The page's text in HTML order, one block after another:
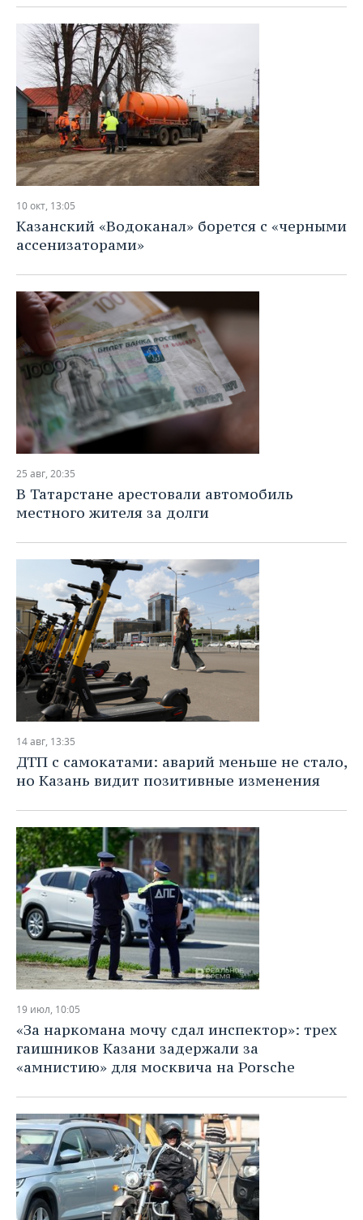
10 окт, 13:05
Казанский «Водоканал» борется с «черными
ассенизаторами»
25 авг, 20:35
В Татарстане арестовали автомобиль
местного жителя за долги
14 авг, 13:35
ДТП с самокатами: аварий меньше не стало,
но Казань видит позитивные изменения
19 июл, 10:05
«За наркомана мочу сдал инспектор»: трех
гаишников Казани задержали за
«амнистию» для москвича на Porsche